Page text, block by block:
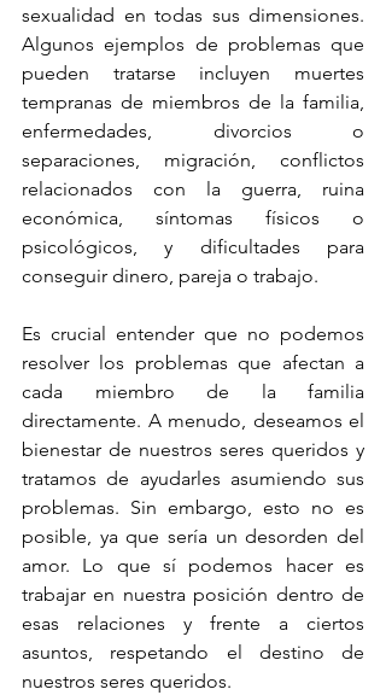
sexualidad en todas sus dimensiones.
Algunos ejemplos de problemas que
pueden tratarse incluyen muertes
tempranas de miembros de la familia,
enfermedades, divorcios o
separaciones, migración, conflictos
relacionados con la guerra, ruina
económica, síntomas físicos o
psicológicos, y dificultades para
conseguir dinero, pareja o trabajo.
Es crucial entender que no podemos
resolver los problemas que afectan a
cada miembro de la familia
directamente. A menudo, deseamos el
bienestar de nuestros seres queridos y
tratamos de ayudarles asumiendo sus
problemas. Sin embargo, esto no es
posible, ya que sería un desorden del
amor. Lo que sí podemos hacer es
trabajar en nuestra posición dentro de
esas relaciones y frente a ciertos
asuntos, respetando el destino de
nuestros seres queridos.